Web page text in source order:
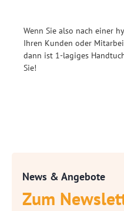
Wenn Sie also nach einer
Ihren Kunden oder
dann ist 1-lagiges
Sie!
News & Angebote
Zum